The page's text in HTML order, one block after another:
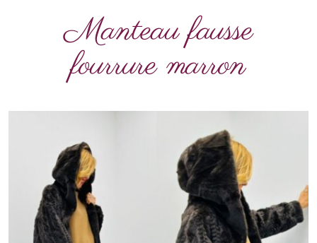
Manteau fausse
fourrure marron